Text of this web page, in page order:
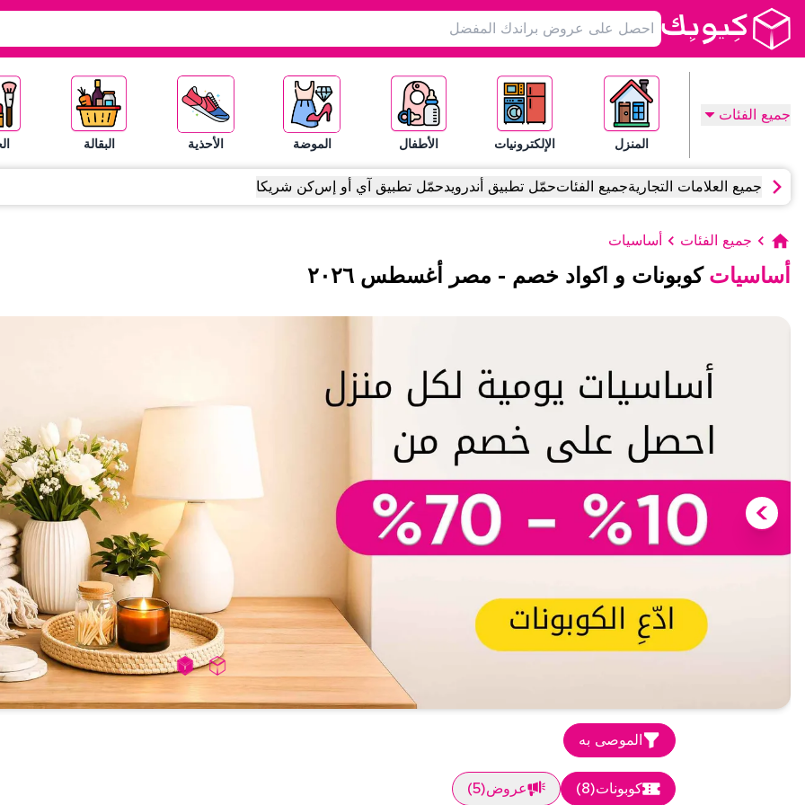
جميع الفئات
المنزل الإلكترونيات الأطفال الموضة الأحذية البقالة
جميع العلامات التجاريةجميع الفئاتحمّل تطبيق أندرويدحمّل تطبيق آي أو إسكن شريكا
جميع الفئات أساسيات
أساسيات كوبونات و اكواد خصم - مصر أغسطس ٢٠٢٦
الموصى به
كوبونات(
8
) عروض(
5
)